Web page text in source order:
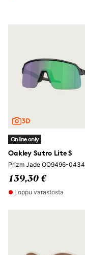
Online only
Oakley Sutro Lite S
Prizm Jade OO9496-0434
139,30 €
Loppu varastosta